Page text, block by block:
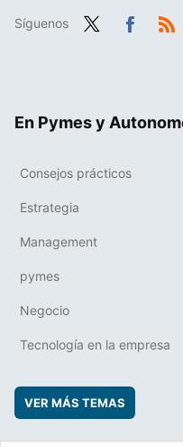
Síguenos
En Pymes y
Consejos prácticos
Estrategia
Management
pymes
Negocio
Tecnología en la empresa
VER MÁS TEMAS